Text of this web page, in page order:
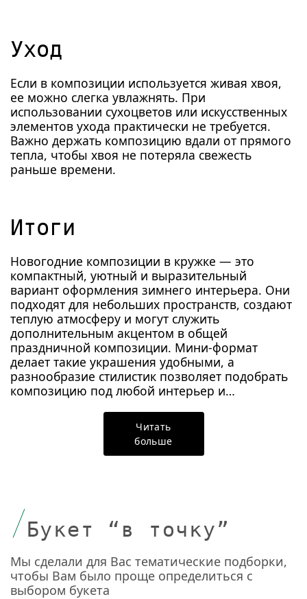
Уход
Если в композиции используется живая хвоя,
ее можно слегка увлажнять. При
использовании сухоцветов или искусственных
элементов ухода практически не требуется.
Важно держать композицию вдали от прямого
тепла, чтобы хвоя не потеряла свежесть
раньше времени.
Итоги
Новогодние композиции в кружке — это
компактный, уютный и выразительный
вариант оформления зимнего интерьера. Они
подходят для небольших пространств, создают
теплую атмосферу и могут служить
дополнительным акцентом в общей
праздничной композиции. Мини-формат
делает такие украшения удобными, а
разнообразие стилистик позволяет подобрать
композицию под любой интерьер и
Читать
больше
Букет “в точку”
Мы сделали для Вас тематические подборки,
чтобы Вам было проще определиться с
выбором букета